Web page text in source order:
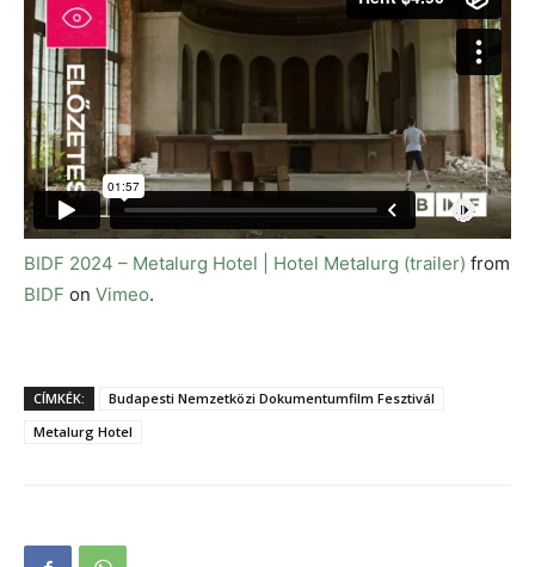
BIDF 2024 – Metalurg Hotel | Hotel Metalurg (trailer) from
BIDF on Vimeo.
CÍMKÉK:
Budapesti Nemzetközi Dokumentumfilm Fesztivál
Metalurg Hotel